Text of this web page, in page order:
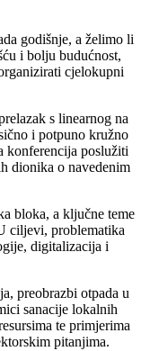
godišnje, a želimo li
i bolju budućnost,
cjelokupni
s linearnog na
i potpuno kružno
konferencija poslužiti
dionika o navedenim
bloka, a ključne teme
ciljevi, problematika
digitalizacija i
preobrazbi otpada u
sanacije lokalnih
te primjerima
pitanjima.